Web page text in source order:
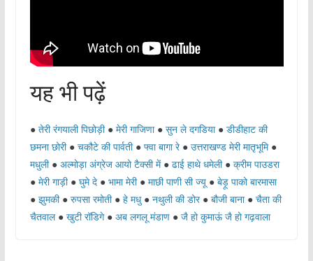
यह भी पढ़ें
● तेरी रंगयाली पिछोड़ी● मेरी गाजिणा● सुन ले दगडिया● डीडीहाट की
छमना छोरी● चकौटे की पार्वती● फ्वा बागा रे● उत्तराखण्ड मेरी मातृभूमि●
मधुली● अल्मोड़ा अंग्रेज आयो टैक्सी में● ढाई हाथे धमेली● क्रीम पाउडरा
● मेरी गाड़ी● घुमे दे● भामा मेरी● माछी पाणी सी ज्यू● बेड़ू पाको बारमासा
● झुमकी● रुपसा रमोती● हे मधु● नथुली की डोर● बौजी बाना● चैता की
चैतवाल● खुटी रॉडिगे● अब लगलू मंडाण● जै हो कुमाऊं जै हो गढ़वाला